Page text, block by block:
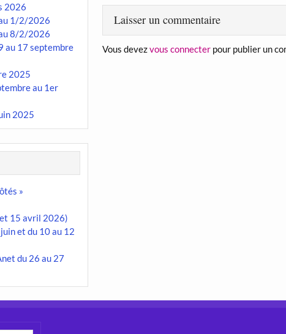
Laisser un commentaire
Vous devezvous connecterpour publier un
2026
1/2/2026
8/2/2026
au 17 septembre
2025
au 1er
2025
»
et 15 avril 2026)
et du 10 au 12
du 26 au 27